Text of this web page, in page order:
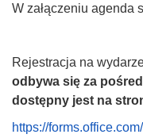
W załączeniu agenda
Rejestracja na
odbywa się za
dostępny jest na
https://